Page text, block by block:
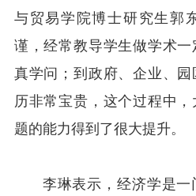
与贸易学院博士研究生郭
谨，经常教导学生做学术
真学问；到政府、企业、
历非常宝贵，这个过程中
题的能力得到了很大提升。
李琳表示，经济学是